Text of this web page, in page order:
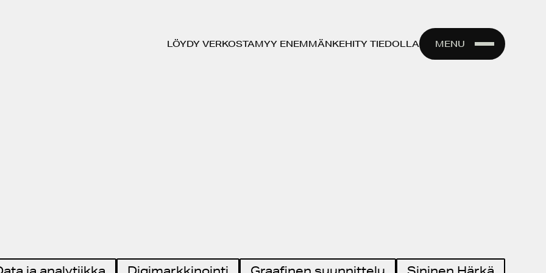
LÖYDY VERKOSTAMYY ENEMMÄNKEHITY‍ TIEDOLLA MENU